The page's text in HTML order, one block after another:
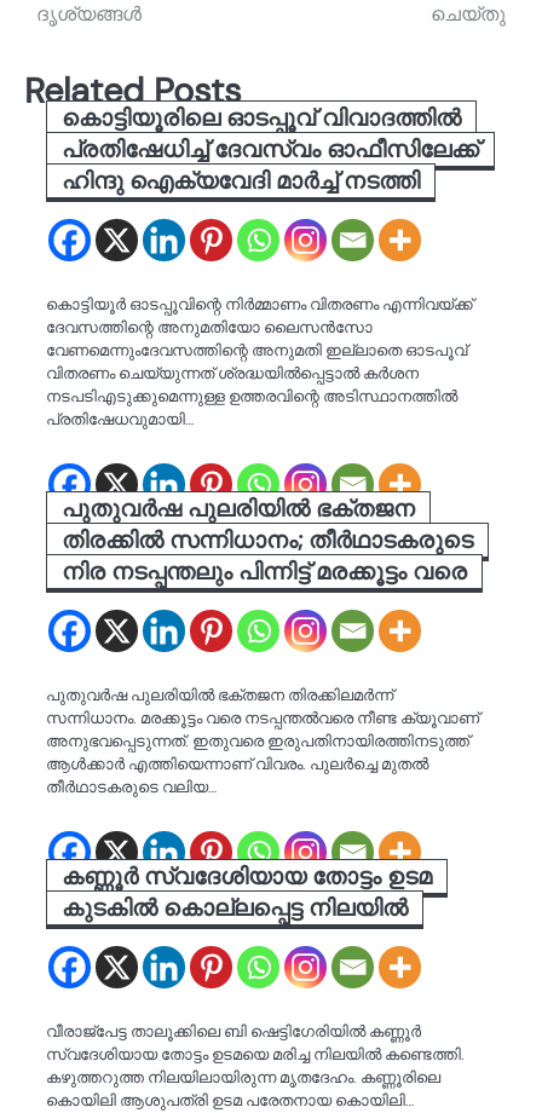
ദൃശ്യങ്ങൾ
ചെയ്തു
Related Posts
കൊട്ടിയൂരിലെ ഓടപ്പൂവ് വിവാദത്തിൽ
പ്രതിഷേധിച്ച് ദേവസ്വം ഓഫീസിലേക്ക്
ഹിന്ദു ഐക്യവേദി മാർച്ച് നടത്തി
കൊട്ടിയൂർ ഓടപ്പൂവിന്റെ നിർമ്മാണം വിതരണം എന്നിവയ്ക്ക്
ദേവസത്തിന്റെ അനുമതിയോ ലൈസൻസോ
വേണമെന്നുംദേവസത്തിന്റെ അനുമതി ഇല്ലാതെ ഓടപൂവ്
വിതരണം ചെയ്യുന്നത് ശ്രദ്ധയിൽപ്പെട്ടാൽ കർശന
നടപടിഎടുക്കുമെന്നുള്ള ഉത്തരവിന്റെ അടിസ്ഥാനത്തിൽ
പ്രതിഷേധവുമായി…
പുതുവർഷ പുലരിയിൽ ഭക്തജന
തിരക്കിൽ സന്നിധാനം; തീർഥാടകരുടെ
നിര നടപ്പന്തലും പിന്നിട്ട്‌ മരക്കൂട്ടം വരെ
പുതുവർഷ പുലരിയിൽ ഭക്തജന തിരക്കിലമർന്ന്
സന്നിധാനം. മരക്കൂട്ടം വരെ നടപ്പന്തൽവരെ നീണ്ട ക്യൂവാണ്
അനുഭവപ്പെടുന്നത്. ഇതുവരെ ഇരുപതിനായിരത്തിനടുത്ത്
ആൾക്കാർ എത്തിയെന്നാണ് വിവരം. പുലർച്ചെ മുതൽ
തീർഥാടകരുടെ വലിയ…
കണ്ണൂര്‍ സ്വദേശിയായ തോട്ടം ഉടമ
കുടകില്‍ കൊല്ലപ്പെട്ട നിലയിൽ
വീരാജ്പേട്ട താലൂക്കിലെ ബി ഷെട്ടിഗേരിയിൽ കണ്ണൂർ
സ്വദേശിയായ തോട്ടം ഉടമയെ മരിച്ച നിലയിൽ കണ്ടെത്തി.
കഴുത്തറുത്ത നിലയിലായിരുന്ന മൃതദേഹം. കണ്ണൂരിലെ
കൊയിലി ആശുപത്രി ഉടമ പരേതനായ കൊയിലി…